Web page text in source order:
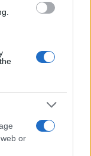
or
της ΔΕΗ για την
πολωνική
Mobility